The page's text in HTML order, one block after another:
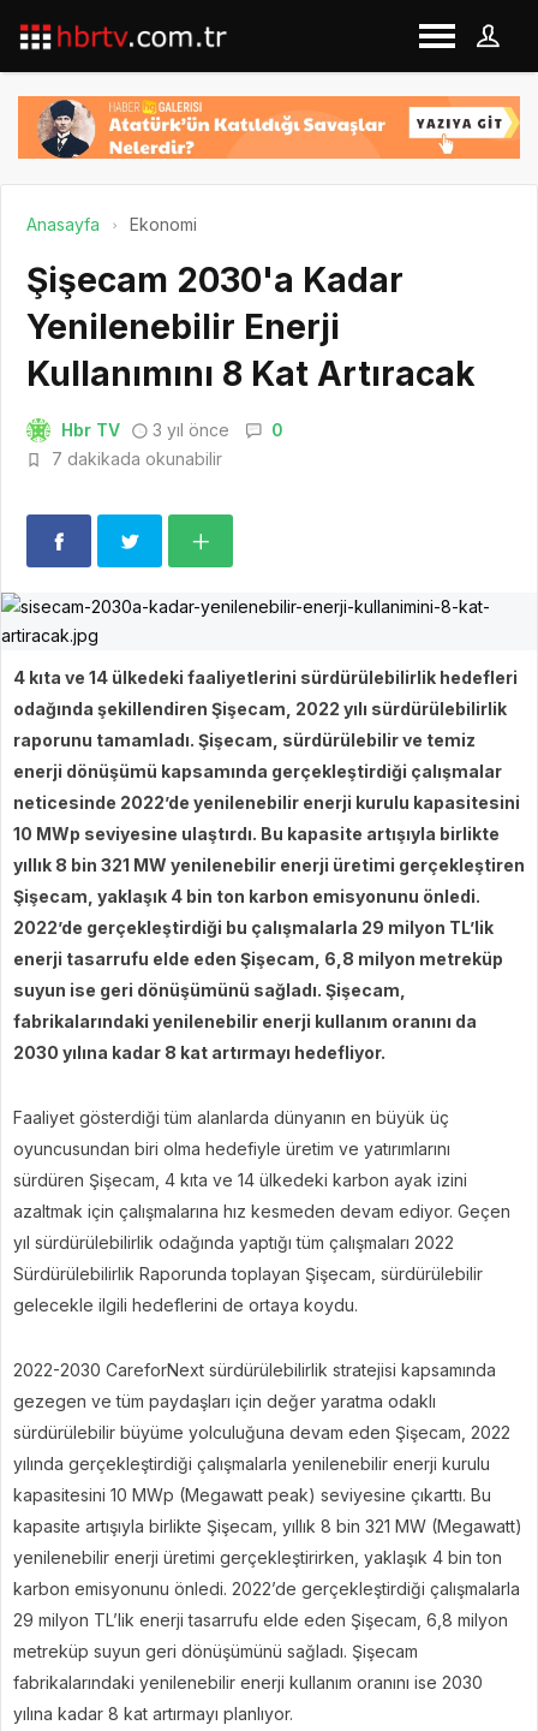
Anasayfa Ekonomi
Şişecam 2030'a Kadar
Yenilenebilir Enerji
Kullanımını 8 Kat Artıracak
Hbr TV 3 yıl önce
0
7 dakikada okunabilir
4 kıta ve 14 ülkedeki faaliyetlerini sürdürülebilirlik hedefleri
odağında şekillendiren Şişecam, 2022 yılı sürdürülebilirlik
raporunu tamamladı. Şişecam, sürdürülebilir ve temiz
enerji dönüşümü kapsamında gerçekleştirdiği çalışmalar
neticesinde 2022’de yenilenebilir enerji kurulu kapasitesini
10 MWp seviyesine ulaştırdı. Bu kapasite artışıyla birlikte
yıllık 8 bin 321 MW yenilenebilir enerji üretimi gerçekleştiren
Şişecam, yaklaşık 4 bin ton karbon emisyonunu önledi.
2022’de gerçekleştirdiği bu çalışmalarla 29 milyon TL’lik
enerji tasarrufu elde eden Şişecam, 6,8 milyon metreküp
suyun ise geri dönüşümünü sağladı. Şişecam,
fabrikalarındaki yenilenebilir enerji kullanım oranını da
2030 yılına kadar 8 kat artırmayı hedefliyor.
Faaliyet gösterdiği tüm alanlarda dünyanın en büyük üç
oyuncusundan biri olma hedefiyle üretim ve yatırımlarını
sürdüren Şişecam, 4 kıta ve 14 ülkedeki karbon ayak izini
azaltmak için çalışmalarına hız kesmeden devam ediyor. Geçen
yıl sürdürülebilirlik odağında yaptığı tüm çalışmaları 2022
Sürdürülebilirlik Raporunda toplayan Şişecam, sürdürülebilir
gelecekle ilgili hedeflerini de ortaya koydu.
2022-2030 CareforNext sürdürülebilirlik stratejisi kapsamında
gezegen ve tüm paydaşları için değer yaratma odaklı
sürdürülebilir büyüme yolculuğuna devam eden Şişecam, 2022
yılında gerçekleştirdiği çalışmalarla yenilenebilir enerji kurulu
kapasitesini 10 MWp (Megawatt peak) seviyesine çıkarttı. Bu
kapasite artışıyla birlikte Şişecam, yıllık 8 bin 321 MW (Megawatt)
yenilenebilir enerji üretimi gerçekleştirirken, yaklaşık 4 bin ton
karbon emisyonunu önledi. 2022’de gerçekleştirdiği çalışmalarla
29 milyon TL’lik enerji tasarrufu elde eden Şişecam, 6,8 milyon
metreküp suyun geri dönüşümünü sağladı. Şişecam
fabrikalarındaki yenilenebilir enerji kullanım oranını ise 2030
yılına kadar 8 kat artırmayı planlıyor.